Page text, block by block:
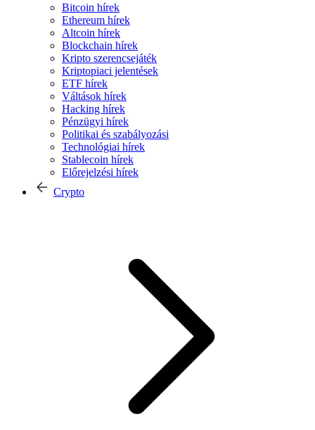
Bitcoin hírek
Ethereum hírek
Altcoin hírek
Blockchain hírek
Kripto szerencsejáték
Kriptopiaci jelentések
ETF hírek
Váltások hírek
Hacking hírek
Pénzügyi hírek
Politikai és szabályozási
Technológiai hírek
Stablecoin hírek
Előrejelzési hírek
Crypto